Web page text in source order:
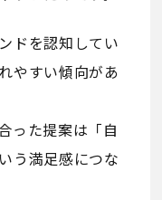
ドを認知してい
やすい傾向があ
った提案は「自
う満足感につな